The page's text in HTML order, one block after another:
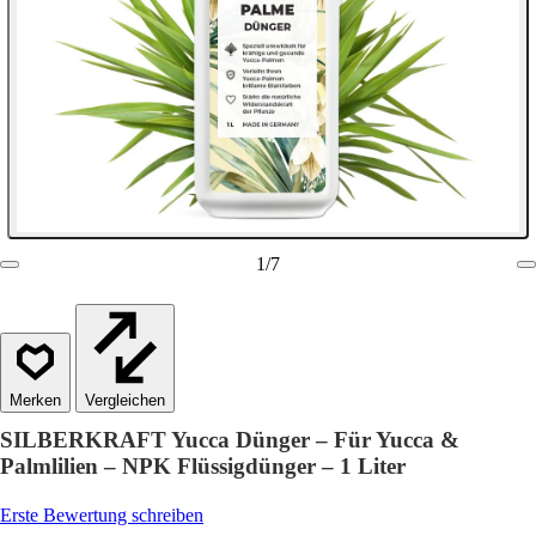
1/7
Vergleichen
SILBERKRAFT Yucca Dünger – Für Yucca &
Palmlilien – NPK Flüssigdünger – 1 Liter
Erste Bewertung schreiben